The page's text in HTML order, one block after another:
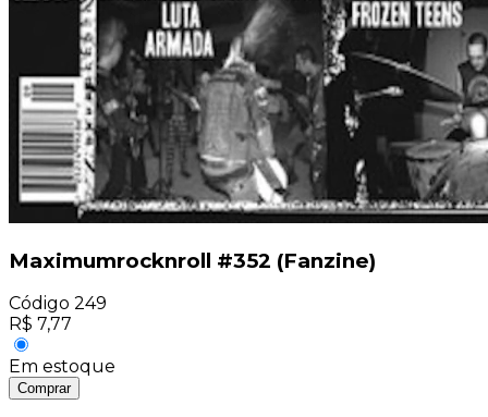
Maximumrocknroll #352 (Fanzine)
Código 249
R$ 7,77
Em estoque
Comprar